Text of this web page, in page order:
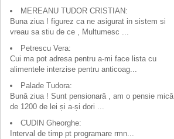
MEREANU TUDOR CRISTIAN:
Buna ziua ! figurez ca ne asigurat in sistem si
vreau sa stiu de ce , Multumesc ...
Petrescu Vera:
Cui ma pot adresa pentru a-mi face lista cu
alimentele interzise pentru anticoag...
Palade Tudora:
Bună ziua ! Sunt pensionară , am o pensie mică
de 1200 de lei și a-și dori ...
CUDIN Gheorghe:
Interval de timp pt programare rmn...